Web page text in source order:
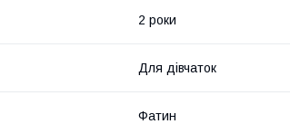
2 роки
Для дівчаток
Фатин